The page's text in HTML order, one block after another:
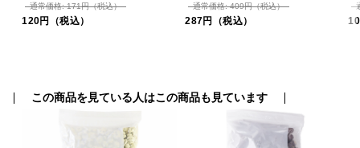
通常価格: 171円（税込）
120円（税込）
通常価格: 409円（税込）
287円（税込）
この商品を見ている人はこの商品も見ています